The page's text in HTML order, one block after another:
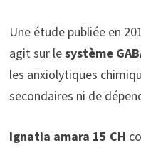
Une étude publiée en
agit sur lesystème
les anxiolytiques
secondaires ni de
Ignatia amara 15 CH